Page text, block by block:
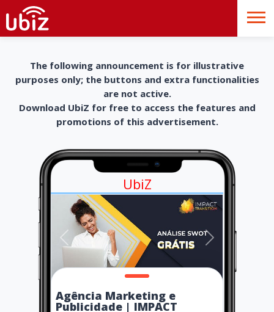
The following announcement is for illustrative
purposes only; the buttons and extra functionalities
are not active.
Download UbiZ for free to access the features and
promotions of this advertisement.
UbiZ
Agência Marketing e
Publicidade | IMPACT